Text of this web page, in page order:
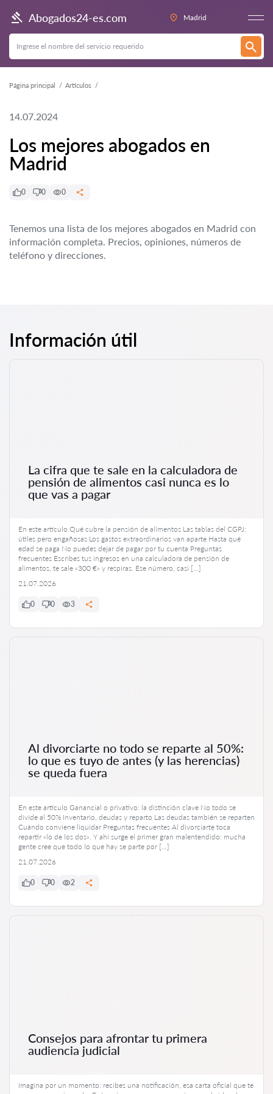
Abogados24-es.com Madrid
Página principal Artículos
14.07.2024
Los mejores abogados en
Madrid
0 0 0
Tenemos una lista de los mejores abogados en Madrid con
información completa. Precios, opiniones, números de
teléfono y direcciones.
Información útil
La cifra que te sale en la calculadora de
pensión de alimentos casi nunca es lo
que vas a pagar
En este artículo Qué cubre la pensión de alimentos Las tablas del CGPJ:
útiles pero engañosas Los gastos extraordinarios van aparte Hasta qué
edad se paga No puedes dejar de pagar por tu cuenta Preguntas
frecuentes Escribes tus ingresos en una calculadora de pensión de
alimentos, te sale «300 €» y respiras. Ese número, casi […]
21.07.2026
0 0 3
Al divorciarte no todo se reparte al 50%:
lo que es tuyo de antes (y las herencias)
se queda fuera
En este artículo Ganancial o privativo: la distinción clave No todo se
divide al 50% Inventario, deudas y reparto Las deudas también se reparten
Cuándo conviene liquidar Preguntas frecuentes Al divorciarte toca
repartir «lo de los dos». Y ahí surge el primer gran malentendido: mucha
gente cree que todo lo que hay se parte por […]
21.07.2026
0 0 2
Consejos para afrontar tu primera
audiencia judicial
Imagina por un momento: recibes una notificación, esa carta oficial que te